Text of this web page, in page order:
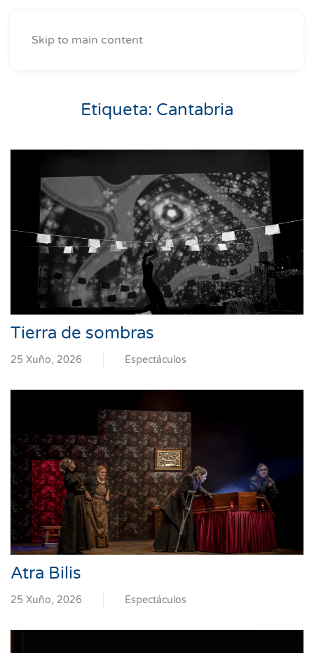
Skip to main content
Etiqueta: Cantabria
Tierra de sombras
25 Xuño, 2026 Espectáculos
Atra Bilis
25 Xuño, 2026 Espectáculos